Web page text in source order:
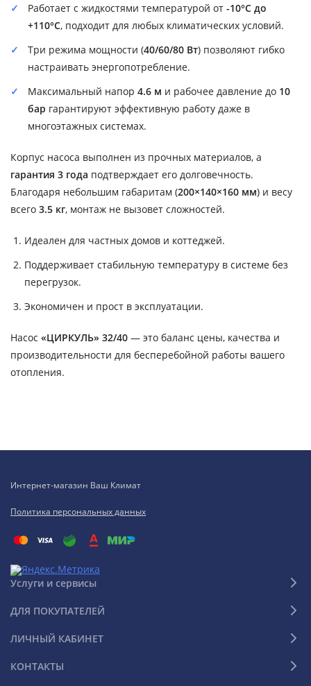
Работает с жидкостями температурой от -10°C до
+110°C, подходит для любых климатических условий.
Три режима мощности (40/60/80 Вт) позволяют гибко
настраивать энергопотребление.
Максимальный напор 4.6 м и рабочее давление до 10
бар гарантируют эффективную работу даже в
многоэтажных системах.
Корпус насоса выполнен из прочных материалов, а
гарантия 3 года подтверждает его долговечность.
Благодаря небольшим габаритам (200×140×160 мм) и весу
всего 3.5 кг, монтаж не вызовет сложностей.
Идеален для частных домов и коттеджей.
Поддерживает стабильную температуру в системе без
перегрузок.
Экономичен и прост в эксплуатации.
Насос «ЦИРКУЛЬ» 32/40 — это баланс цены, качества и
производительности для бесперебойной работы вашего
отопления.
Интернет-магазин Ваш Климат
Политика персональных данных
Услуги и сервисы
ДЛЯ ПОКУПАТЕЛЕЙ
ЛИЧНЫЙ КАБИНЕТ
КОНТАКТЫ